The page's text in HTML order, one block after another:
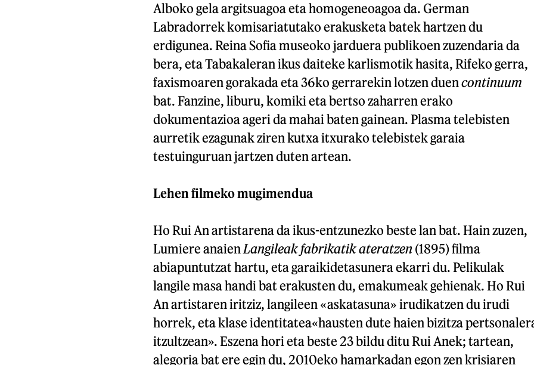
Alboko gela argitsuagoa eta homogeneoagoa da. German
Labradorrek komisariatutako erakusketa batek hartzen du
erdigunea. Reina Sofia museoko jarduera publikoen zuzendaria da
bera, eta Tabakaleran ikus daiteke karlismotik hasita, Rifeko gerra,
faxismoaren gorakada eta 36ko gerrarekin lotzen duen continuum
bat. Fanzine, liburu, komiki eta bertso zaharren erako
dokumentazioa ageri da mahai baten gainean. Plasma telebisten
aurretik ezagunak ziren kutxa itxurako telebistek garaia
testuinguruan jartzen duten artean.
Lehen filmeko mugimendua
Ho Rui An artistarena da ikus-entzunezko beste lan bat. Hain zuzen,
Lumiere anaien Langileak fabrikatik ateratzen(1895) filma
abiapuntutzat hartu, eta garaikidetasunera ekarri du. Pelikulak
langile masa handi bat erakusten du, emakumeak gehienak. Ho Rui
An artistaren iritziz, langileen «askatasuna» irudikatzen du irudi
horrek, eta klase identitatea«hausten dute haien bizitza
itzultzean». Eszena hori eta beste 23 bildu ditu Rui Anek; tartean,
alegoria bat ere egin du, 2010eko hamarkadan egon zen krisiaren